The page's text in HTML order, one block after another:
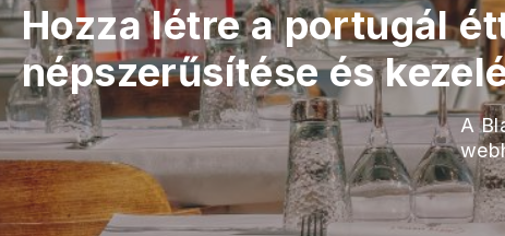
Hozza létre a portugál
népszerűsítése és
A